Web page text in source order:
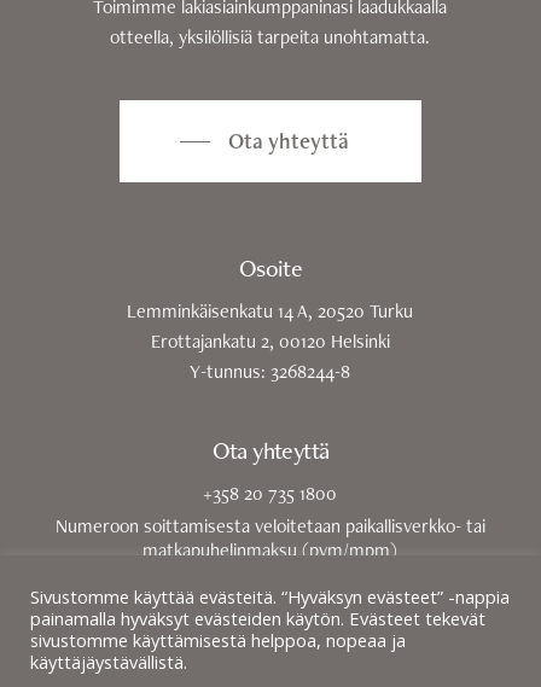
Toimimme lakiasiainkumppaninasi laadukkaalla
otteella, yksilöllisiä tarpeita unohtamatta.
Ota yhteyttä
Osoite
Lemminkäisenkatu 14 A, 20520 Turku
Erottajankatu 2, 00120 Helsinki
Y-tunnus: 3268244-8
Ota yhteyttä
+358 20 735 1800
Numeroon soittamisesta veloitetaan paikallisverkko- tai
matkapuhelinmaksu (pvm/mpm)
Sivustomme käyttää evästeitä. “Hyväksyn evästeet” -nappia
painamalla hyväksyt evästeiden käytön. Evästeet tekevät
sivustomme käyttämisestä helppoa, nopeaa ja
käyttäjäystävällistä.